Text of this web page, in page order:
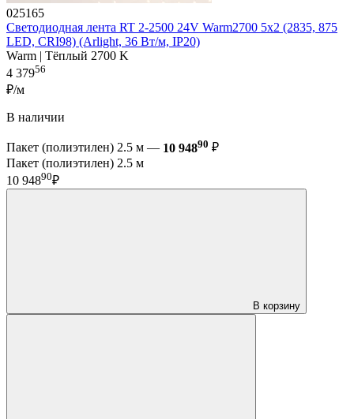
025165
Светодиодная лента RT 2-2500 24V Warm2700 5x2 (2835, 875
LED, CRI98) (Arlight, 36 Вт/м, IP20)
Warm | Тёплый 2700 K
4 37956
₽/м
В наличии
Пакет (полиэтилен) 2.5 м — 10 94890 ₽
Пакет (полиэтилен) 2.5 м
10 94890₽
В корзину